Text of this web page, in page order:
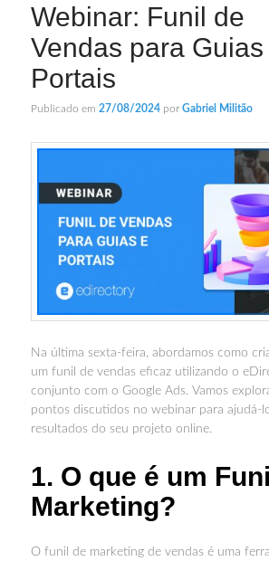
Webinar: Funil de
Vendas para Guias
Portais
Publicado em27/08/2024 porGabriel Militão
Na última sexta-feira, abordamos como
um funil de vendas eficaz utilizando o
conjunto com o Google Ads. Vamos
pontos discutidos no webinar para ajudá-
resultados do seu projeto online.
1. O que é um
Marketing?
O funil de marketing de vendas é uma